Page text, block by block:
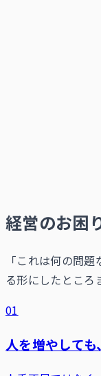
経営のお困
「これは何の問
る形にしたところ
01
人を増やして